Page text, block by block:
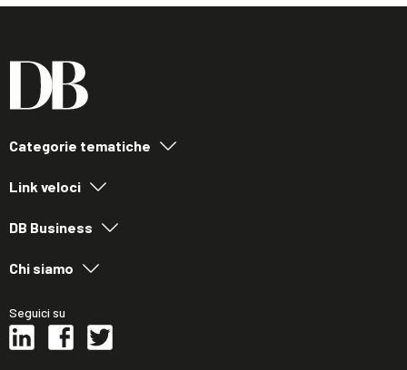
Categorie tematiche
Link veloci
DB Business
Chi siamo
Seguici su